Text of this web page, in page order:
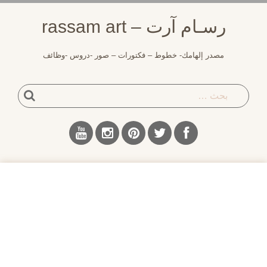
رسـام آرت – rassam art
مصدر إلهامك- خطوط – فكتورات – صور -دروس -وظائف